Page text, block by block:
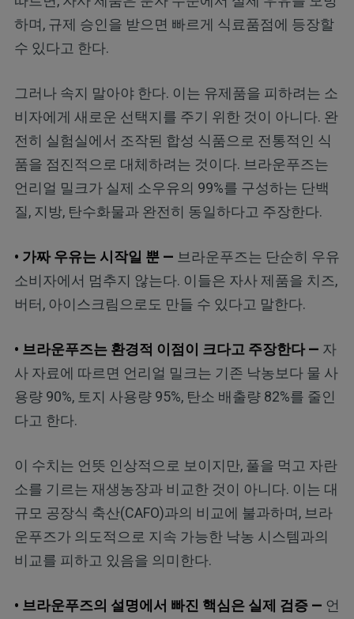
하며, 규제 승인을 받으면 빠르게 식료품점에 등장할
수 있다고 한다.
그러나 속지 말아야 한다. 이는 유제품을 피하려는 소
비자에게 새로운 선택지를 주기 위한 것이 아니다. 완
전히 실험실에서 조작된 합성 식품으로 전통적인 식
품을 점진적으로 대체하려는 것이다. 브라운푸즈는
언리얼 밀크가 실제 소우유의 99%를 구성하는 단백
질, 지방, 탄수화물과 완전히 동일하다고 주장한다.
• 가짜 우유는 시작일 뿐 — 브라운푸즈는 단순히 우유
소비자에서 멈추지 않는다. 이들은 자사 제품을 치즈,
버터, 아이스크림으로도 만들 수 있다고 말한다.
• 브라운푸즈는 환경적 이점이 크다고 주장한다 — 자
사 자료에 따르면 언리얼 밀크는 기존 낙농보다 물 사
용량 90%, 토지 사용량 95%, 탄소 배출량 82%를 줄인
다고 한다.
이 수치는 언뜻 인상적으로 보이지만, 풀을 먹고 자란
소를 기르는 재생농장과 비교한 것이 아니다. 이는 대
규모 공장식 축산(CAFO)과의 비교에 불과하며, 브라
운푸즈가 의도적으로 지속 가능한 낙농 시스템과의
비교를 피하고 있음을 의미한다.
• 브라운푸즈의 설명에서 빠진 핵심은 실제 검증 — 언